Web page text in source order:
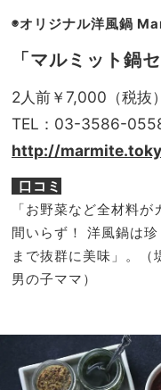
◉オリジナル洋風鍋
「マルミット鍋セ
2人前￥7,000（税抜
TEL：03-3586-
http://
口コミ
「お野菜など全材料
間いらず！ 洋風鍋は
まで抜群に美味」。（
男の子ママ）